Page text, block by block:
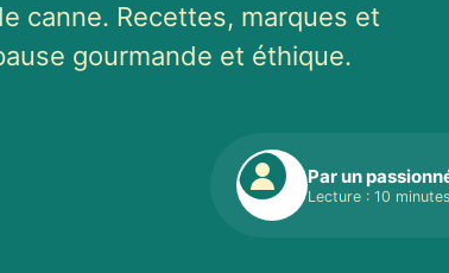
canne. Recettes, marques et
gourmande et éthique.
Par un
Lecture : 10 minutes